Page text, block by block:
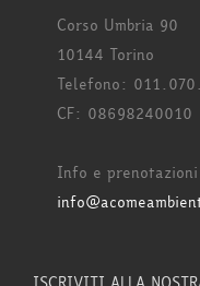
Corso Umbria 90
10144 Torino
Telefono:
CF: 08698240010
Info e